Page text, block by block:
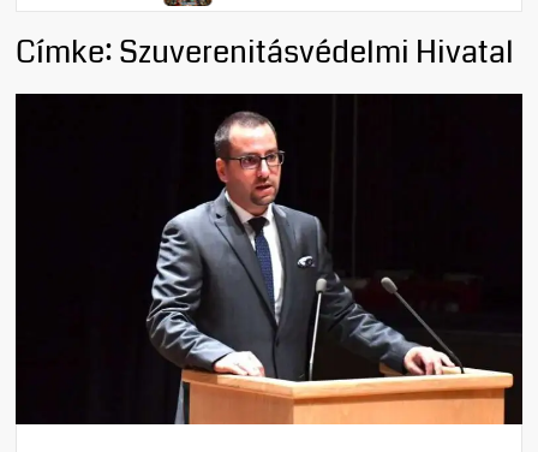
Címke:Szuverenitásvédelmi Hivatal